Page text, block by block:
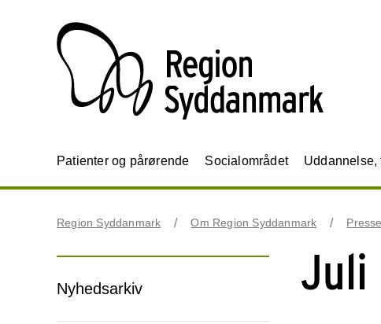
Patienter og pårørende Socialområdet Uddannelse,
Region Syddanmark Om Region Syddanmark
Nyhedsarkiv Juli